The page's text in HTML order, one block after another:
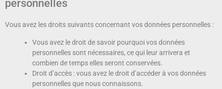
personnelles
Vous avez les droits suivants concernant vos données personnelles :
Vous avez le droit de savoir pourquoi vos données
personnelles sont nécessaires, ce qui leur arrivera et
combien de temps elles seront conservées.
Droit d’accès : vous avez le droit d’accéder à vos données
personnelles que nous connaissons.